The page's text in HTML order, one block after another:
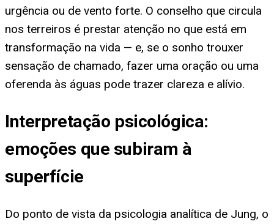
urgência ou de vento forte. O conselho que circula
nos terreiros é prestar atenção no que está em
transformação na vida — e, se o sonho trouxer
sensação de chamado, fazer uma oração ou uma
oferenda às águas pode trazer clareza e alívio.
Interpretação psicológica:
emoções que subiram à
superfície
Do ponto de vista da psicologia analítica de Jung, o